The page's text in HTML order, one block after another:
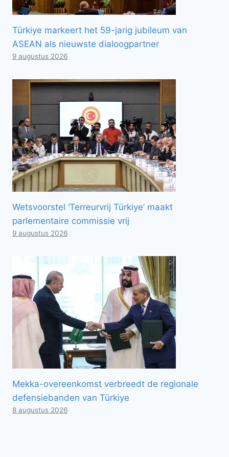
Türkiye markeert het 59-jarig jubileum van
ASEAN als nieuwste dialoogpartner
9 augustus 2026
Wetsvoorstel ‘Terreurvrij Türkiye’ maakt
parlementaire commissie vrij
9 augustus 2026
Mekka-overeenkomst verbreedt de regionale
defensiebanden van Türkiye
8 augustus 2026